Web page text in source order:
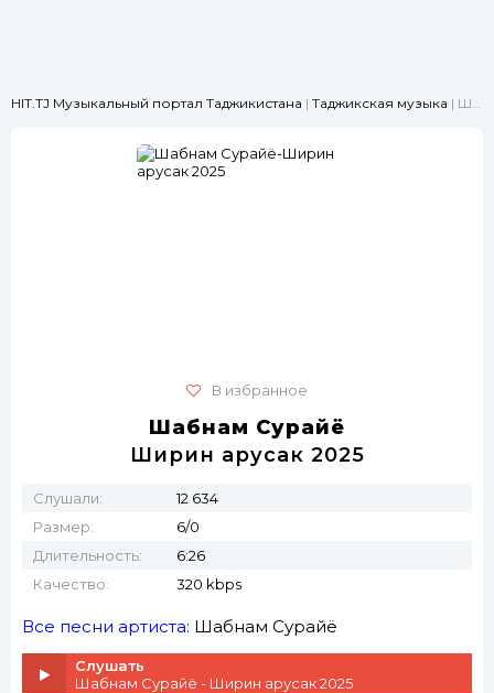
HIT.TJ Музыкальный портал Таджикистана | Таджикская музыка | Шабнам Сурайё-Ширин арусак 2025
В избранное
Шабнам Сурайё
Ширин арусак 2025
Слушали:
12 634
Размер:
6/0
Длительность:
6:26
Качество:
320 kbps
Все песни артиста: Шабнам Сурайё
Слушать
Шабнам Сурайё - Ширин арусак 2025